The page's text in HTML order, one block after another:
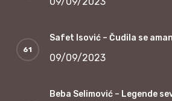
Safet Isović – Čudila se
09/09/2023
Beba Selimović – Legende